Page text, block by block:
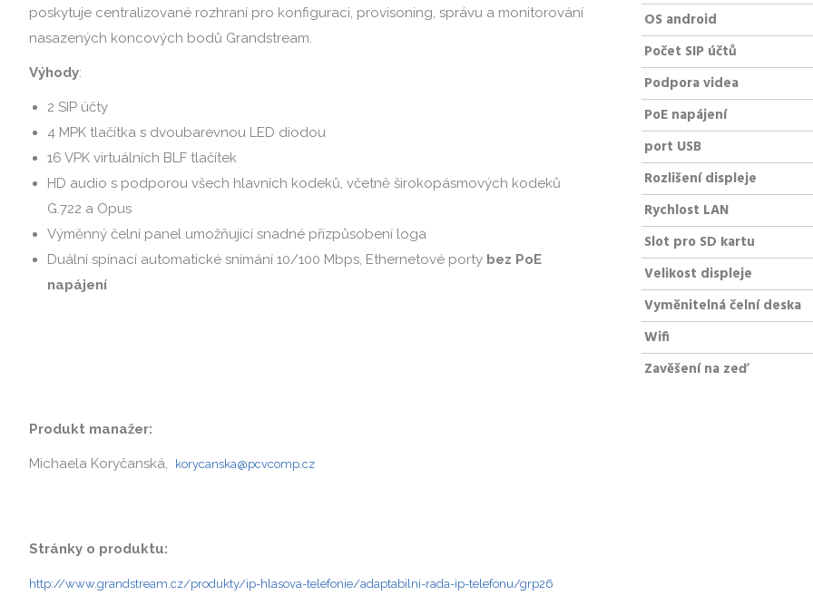
poskytuje centralizované rozhraní pro konfiguraci, provisoning, správu a monitorování
nasazených koncových bodů Grandstream.
Výhody:
2 SIP účty
4 MPK tlačítka s dvoubarevnou LED diodou
16 VPK virtuálních BLF tlačítek
HD audio s podporou všech hlavních kodeků, včetně širokopásmových kodeků
G.722 a Opus
Výměnný čelní panel umožňující snadné přizpůsobení loga
Duální spínací automatické snímání 10/100 Mbps, Ethernetové porty bez PoE
napájení
Produkt manažer:
Michaela Koryčanská, korycanska@pcvcomp.cz
Stránky o produktu:
http://www.grandstream.cz/produkty/ip-hlasova-telefonie/adaptabilni-rada-ip-telefonu/grp26
OS android
Počet SIP účtů
Podpora videa
PoE napájení
port USB
Rozlišení displeje
Rychlost LAN
Slot pro SD kartu
Velikost displeje
Vyměnitelná čelní deska
Wifi
Zavěšení na zeď